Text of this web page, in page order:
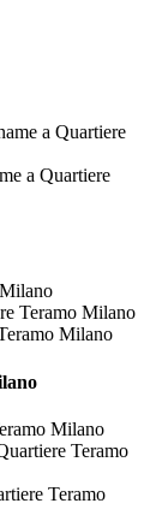
a Quartiere
Teramo Milano
Milano
Milano
Teramo
Teramo